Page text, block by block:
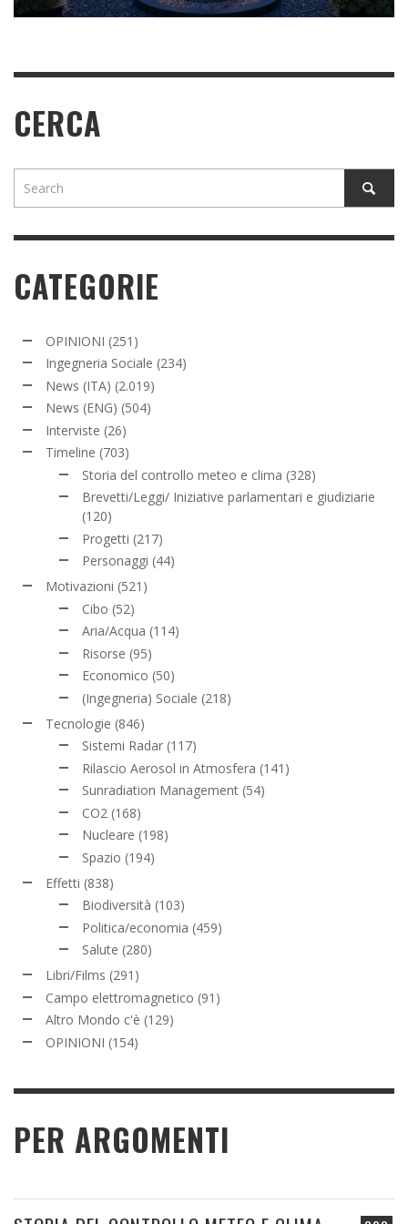
CERCA
CATEGORIE
OPINIONI (251)
Ingegneria Sociale (234)
News (ITA) (2.019)
News (ENG) (504)
Interviste (26)
Timeline (703)
Storia del controllo meteo e clima (328)
Brevetti/Leggi/ Iniziative parlamentari e giudiziarie
(120)
Progetti (217)
Personaggi (44)
Motivazioni (521)
Cibo (52)
Aria/Acqua (114)
Risorse (95)
Economico (50)
(Ingegneria) Sociale (218)
Tecnologie (846)
Sistemi Radar (117)
Rilascio Aerosol in Atmosfera (141)
Sunradiation Management (54)
CO2 (168)
Nucleare (198)
Spazio (194)
Effetti (838)
Biodiversità (103)
Politica/economia (459)
Salute (280)
Libri/Films (291)
Campo elettromagnetico (91)
Altro Mondo c'è (129)
OPINIONI (154)
PER ARGOMENTI